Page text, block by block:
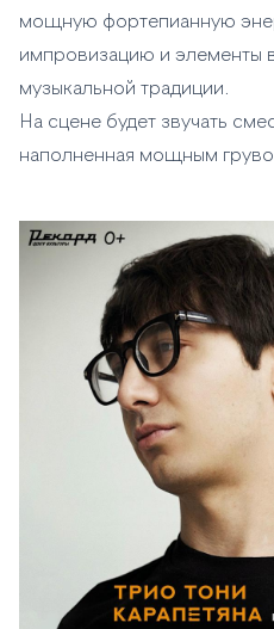
мощную фортепианную
импровизацию и элементы
музыкальной традиции.
На сцене будет звучать
наполненная мощным